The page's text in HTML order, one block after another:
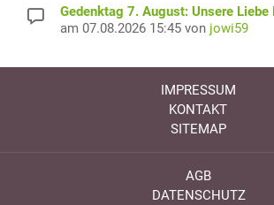
Gedenktag 7. August: Unsere Liebe
am 07.08.2026 15:45 von jowi59
IMPRESSUM
KONTAKT
SITEMAP
AGB
DATENSCHUTZ